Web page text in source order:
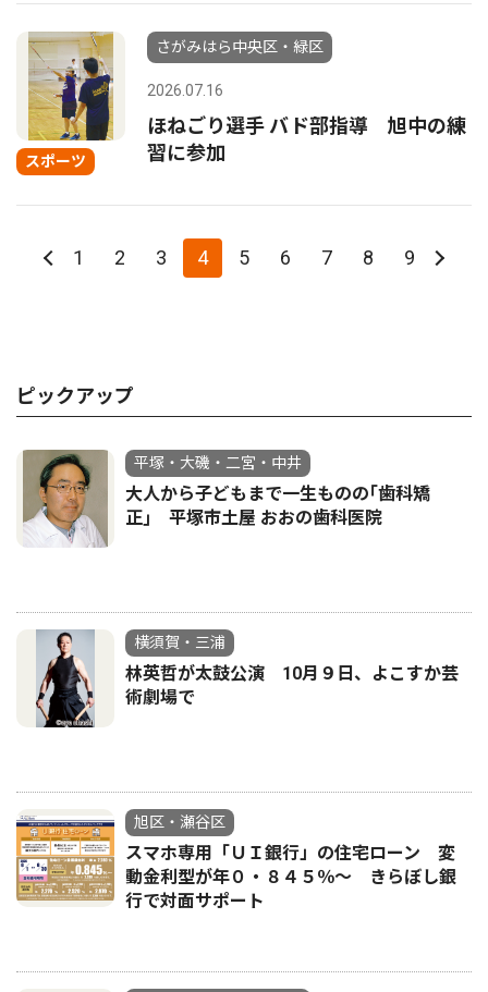
スポーツ
さがみはら中央区・緑区
2026.07.16
ほねごり選手 バド部指導 旭中の練
習に参加
1 2 3 4 5 6 7 8 9
ピックアップ
平塚・大磯・二宮・中井
大人から子どもまで一生ものの｢歯科矯
正｣ 平塚市土屋 おおの歯科医院
横須賀・三浦
林英哲が太鼓公演 10月９日、よこすか芸
術劇場で
旭区・瀬谷区
スマホ専用「ＵＩ銀行」の住宅ローン 変
動金利型が年０・８４５％〜 きらぼし銀
行で対面サポート